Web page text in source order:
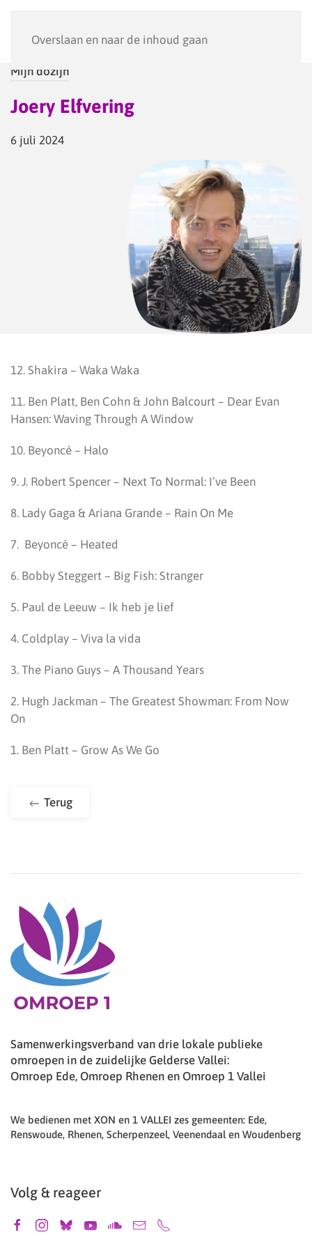
Overslaan en naar de inhoud gaan
Mijn dozijn
Joery Elfvering
6 juli 2024
12. Shakira – Waka Waka
11. Ben Platt, Ben Cohn & John Balcourt – Dear Evan
Hansen: Waving Through A Window
10. Beyoncé – Halo
9. J. Robert Spencer – Next To Normal: I’ve Been
8. Lady Gaga & Ariana Grande – Rain On Me
7. Beyoncé – Heated
6. Bobby Steggert – Big Fish: Stranger
5. Paul de Leeuw – Ik heb je lief
4. Coldplay – Viva la vida
3. The Piano Guys – A Thousand Years
2. Hugh Jackman – The Greatest Showman: From Now
On
1. Ben Platt – Grow As We Go
Terug
Samenwerkingsverband van drie lokale publieke
omroepen in de zuidelijke Gelderse Vallei:
Omroep Ede, Omroep Rhenen en Omroep 1 Vallei
We bedienen met XON en 1 VALLEI zes gemeenten: Ede,
Renswoude, Rhenen, Scherpenzeel, Veenendaal en Woudenberg
Volg & reageer